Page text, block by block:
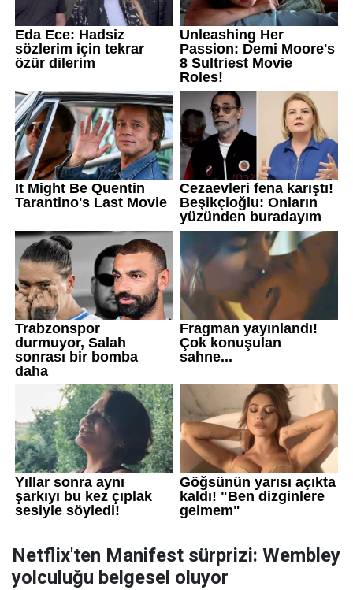
Netflix'ten Manifest sürprizi: Wembley
yolculuğu belgesel oluyor